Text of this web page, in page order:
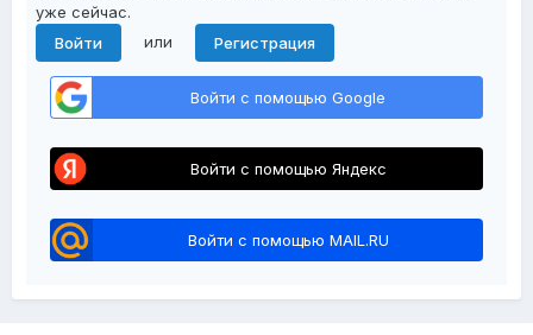
уже сейчас.
Войти
или Регистрация
Войти с помощью Google
Войти с помощью Яндекс
Войти с помощью MAIL.RU